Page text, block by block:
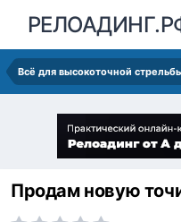
Всё для высокоточной
Продам новую